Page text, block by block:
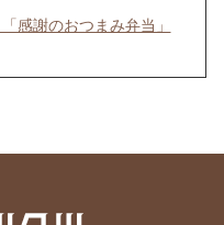
感謝のおつまみ弁当」
酵」で明日への活力
道内唯一の快挙！！ 百名